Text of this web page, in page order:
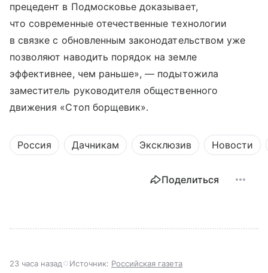
прецедент в Подмосковье доказывает,
что современные отечественные технологии
в связке с обновленным законодательством уже
позволяют наводить порядок на земле
эффективнее, чем раньше», — подытожила
заместитель руководителя общественного
движения «Стоп борщевик».
Россия Дачникам Эксклюзив Новости
Поделиться
23 часа назад Источник: Российская газета